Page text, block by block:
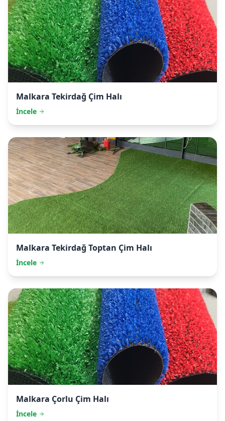
Malkara Tekirdağ Çim Halı
İncele
Malkara Tekirdağ Toptan Çim Halı
İncele
Malkara Çorlu Çim Halı
İncele